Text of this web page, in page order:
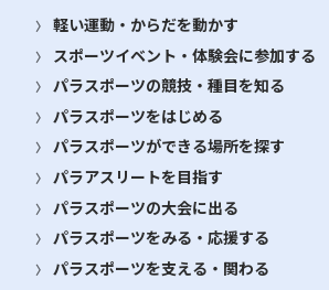
軽い運動・からだを動かす
スポーツイベント・体験会に参加する
パラスポーツの競技・種目を知る
パラスポーツをはじめる
パラスポーツができる場所を探す
パラアスリートを目指す
パラスポーツの大会に出る
パラスポーツをみる・応援する
パラスポーツを支える・関わる